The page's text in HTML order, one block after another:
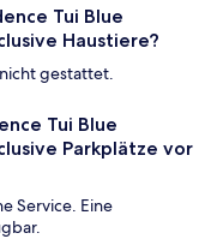
Tui Blue
Haustiere?
gestattet.
Tui Blue
Parkplätze vor
Service. Eine